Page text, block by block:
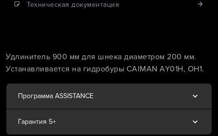
Техническая документация
Удлинитель 900 мм для шнека диаметром 200 мм.
Устанавливается на гидробуры CAIMAN AY01H, OH1.
Программа ASSISTANCE
Гарантия 5+